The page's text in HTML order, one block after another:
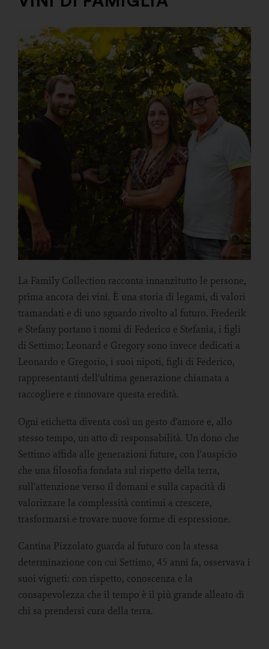
La Family Collection racconta innanzitutto le persone,
prima ancora dei vini. È una storia di legami, di valori
tramandati e di uno sguardo rivolto al futuro. Frederik
e Stefany portano i nomi di Federico e Stefania, i figli
di Settimo; Leonard e Gregory sono invece dedicati a
Leonardo e Gregorio, i suoi nipoti, figli di Federico,
rappresentanti dell’ultima generazione chiamata a
raccogliere e rinnovare questa eredità.
Ogni etichetta diventa così un gesto d’amore e, allo
stesso tempo, un atto di responsabilità. Un dono che
Settimo affida alle generazioni future, con l’auspicio
che una filosofia fondata sul rispetto della terra,
sull’attenzione verso il domani e sulla capacità di
valorizzare la complessità continui a crescere,
trasformarsi e trovare nuove forme di espressione.
Cantina Pizzolato guarda al futuro con la stessa
determinazione con cui Settimo, 45 anni fa, osservava i
suoi vigneti: con rispetto, conoscenza e la
consapevolezza che il tempo è il più grande alleato di
chi sa prendersi cura della terra.